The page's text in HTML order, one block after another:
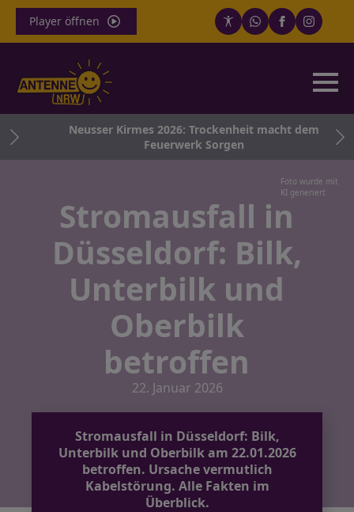
Player öffnen
Neusser Kirmes 2026: Trockenheit macht dem
Feuerwerk Sorgen
Foto wurde mit
KI generiert
Stromausfall in
Düsseldorf: Bilk,
Unterbilk und
Oberbilk
betroffen
22. Januar 2026
Stromausfall in Düsseldorf: Bilk,
Unterbilk und Oberbilk am 22.01.2026
betroffen. Ursache vermutlich
Kabelstörung. Alle Fakten im
Überblick.